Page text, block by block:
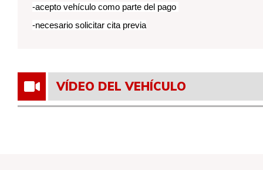
-acepto vehículo como parte del pago
-necesario solicitar cita previa
VÍDEO DEL VEHÍCULO